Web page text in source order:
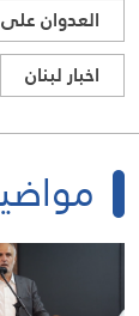
العدوان
اخبار لبنان